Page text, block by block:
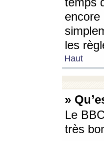
encore
les
Haut
»
Le
très